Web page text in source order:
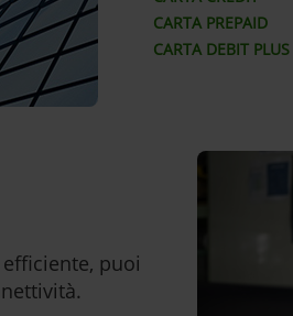
CARTA PREPAID
CARTA DEBIT PLUS
puoi